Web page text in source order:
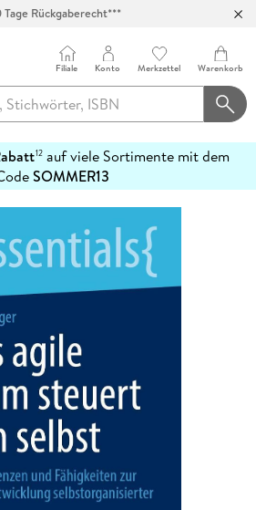
Tage Rückgaberecht***
Filiale Konto Merkzettel Warenkorb
12auf viele Sortimente mit dem
SOMMER13